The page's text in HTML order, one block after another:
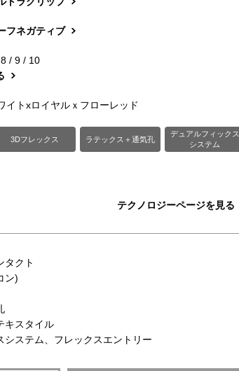
フネガティブ
/ 9 / 10
イトxロイヤルｘフローレッド
3Dフレックス ラテックス＋通気孔
デュアルフィックス
システム
テクノロジーページを見る
タクト
ン)
キスタイル
システム、フレックスエントリー